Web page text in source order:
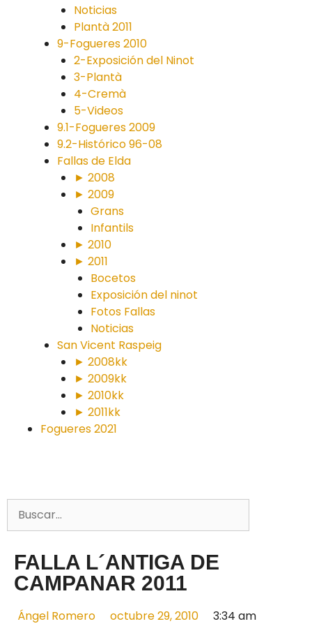
Noticias
Plantà 2011
9-Fogueres 2010
2-Exposición del Ninot
3-Plantà
4-Cremà
5-Videos
9.1-Fogueres 2009
9.2-Histórico 96-08
Fallas de Elda
► 2008
► 2009
Grans
Infantils
► 2010
► 2011
Bocetos
Exposición del ninot
Fotos Fallas
Noticias
San Vicent Raspeig
► 2008kk
► 2009kk
► 2010kk
► 2011kk
Fogueres 2021
FALLA L´ANTIGA DE
CAMPANAR 2011
Ángel Romero octubre 29, 2010 3:34 am